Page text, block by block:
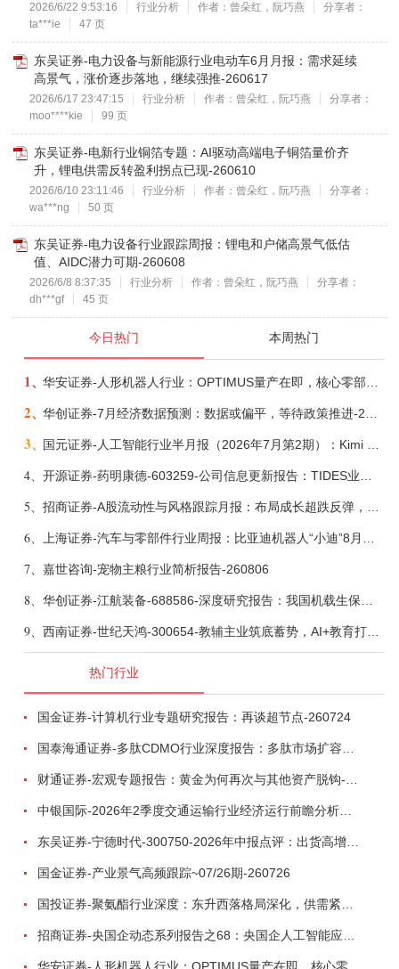
2026/6/22 9:53:16 行业分析 作者：曾朵红，阮巧燕
分享者：
ta***ie
47 页
东吴证券-电力设备与新能源行业电动车6月月报：需求延续
高景气，涨价逐步落地，继续强推-260617
2026/6/17 23:47:15 行业分析 作者：曾朵红，阮巧燕
分享者：
moo****kie
99 页
东吴证券-电新行业铜箔专题：AI驱动高端电子铜箔量价齐
升，锂电供需反转盈利拐点已现-260610
2026/6/10 23:11:46 行业分析 作者：曾朵红，阮巧燕
分享者：
wa***ng
50 页
东吴证券-电力设备行业跟踪周报：锂电和户储高景气低估
值、AIDC潜力可期-260608
2026/6/8 8:37:35 行业分析 作者：曾朵红，阮巧燕
分享者：
dh***gf
45 页
今日热门 本周热门
1、
2、
3、
4、
5、
6、
7、 嘉世咨询-宠物主粮行业简析报告-260806
8、
9、 西南证券-世纪天鸿-300654-教辅主业筑底蓄势，AI+教育打开第二曲线-260729
热门行业
国金证券-计算机行业专题研究报告：再谈超节点-260724
中银国际-2026年2季度交通运输行业经济运行前瞻分析：地缘冲突致航运和航空景气度分化，交通基础设施板块总体呈现稳健特征-260724
东吴证券-宁德时代-300750-2026年中报点评：出货高增业绩稳健，回购彰显龙头信心-260726
国金证券-产业景气高频跟踪~07/26期-260726